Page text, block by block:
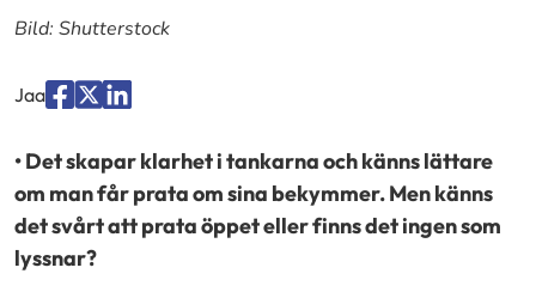
Bild: Shutterstock
Jaa
palvelussa
"Facebook"
palvelussa
"X"
palvelussa
"LinkedIn"
• Det skapar klarhet i tankarna och känns lättare
om man får prata om sina bekymmer. Men känns
det svårt att prata öppet eller finns det ingen som
lyssnar?